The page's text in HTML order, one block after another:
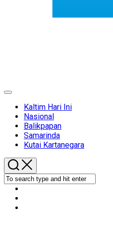
Expand
Kaltim Hari Ini
Nasional
Current
Page
Parent
Balikpapan
Samarinda
Kutai Kartanegara